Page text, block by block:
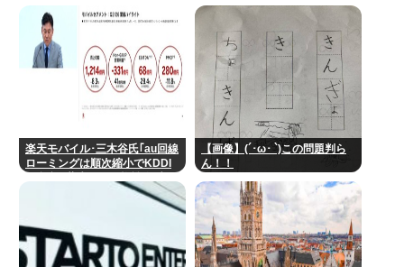
楽天モバイル･三木谷氏｢au回線
ローミングは順次縮小でKDDI
【画像】(´･ω･ `)この問題判ら
ん！！